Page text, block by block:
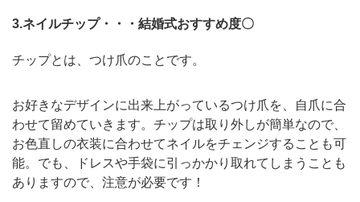
3.ネイルチップ・・・結婚式おすすめ度〇
チップとは、つけ爪のことです。
お好きなデザインに出来上がっているつけ爪を、自爪に合
わせて留めていきます。チップは取り外しが簡単なので、
お色直しの衣装に合わせてネイルをチェンジすることも可
能。でも、ドレスや手袋に引っかかり取れてしまうことも
ありますので、注意が必要です！